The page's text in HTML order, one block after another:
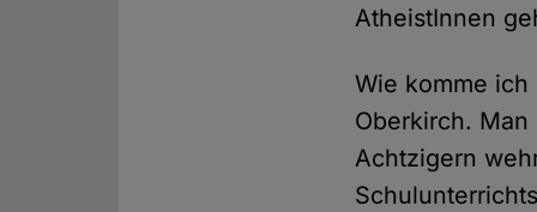
AtheistInnen
Wie komme
Oberkirch. Man
Achtzigern